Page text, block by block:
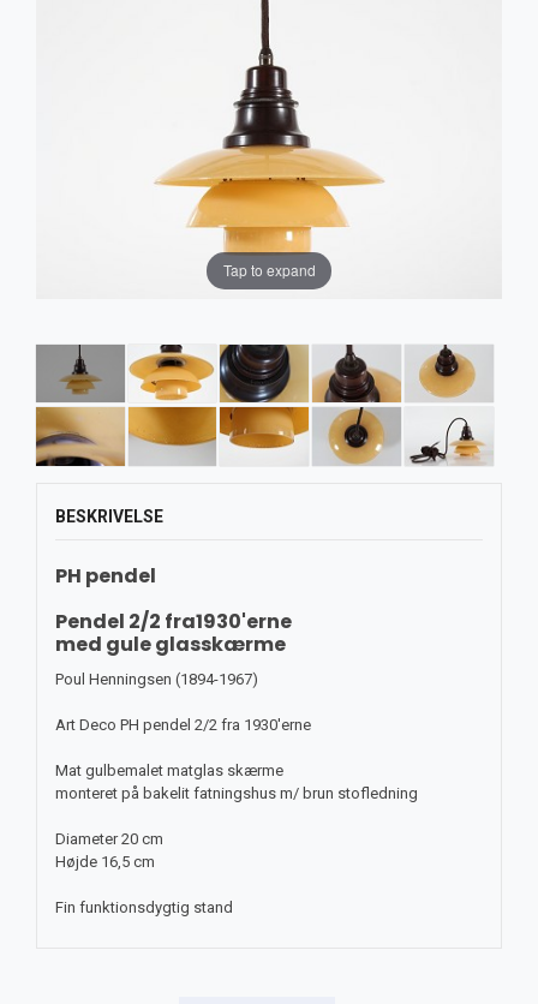
Tap to expand
BESKRIVELSE
PH pendel
Pendel 2/2 fra1930'erne
med gule glasskærme
Poul Henningsen (1894-1967)
Art Deco PH pendel 2/2 fra 1930'erne
Mat gulbemalet matglas skærme
monteret på bakelit fatningshus m/ brun stofledning
Diameter 20 cm
Højde 16,5 cm
Fin funktionsdygtig stand